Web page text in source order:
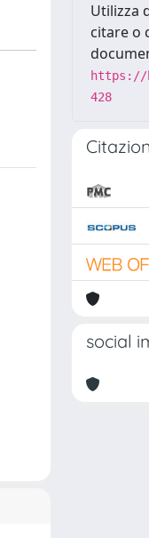
Utilizza
citare o
https://
428
social